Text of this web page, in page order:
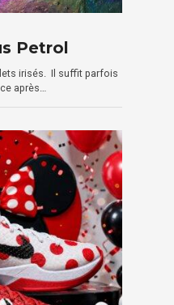
Petrol
irisés. Il suffit parfois
après…